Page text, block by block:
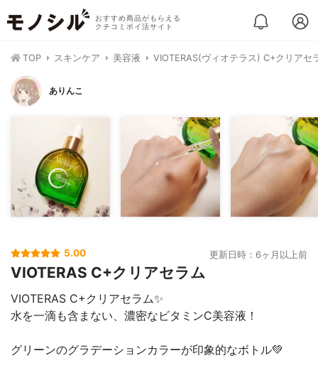
おすすめ商品がもらえる
クチコミポイ活サイト
TOP スキンケア 美容液 VIOTERAS(ヴィオテラス) C+クリアセ
ありんこ
5.00 更新日時：6ヶ月以上前
VIOTERAS C+クリアセラム
VIOTERAS C+クリアセラム✨
水を一滴も含まない、濃密なビタミンC美容液！
グリーンのグラデーションカラーが印象的なボトル💚